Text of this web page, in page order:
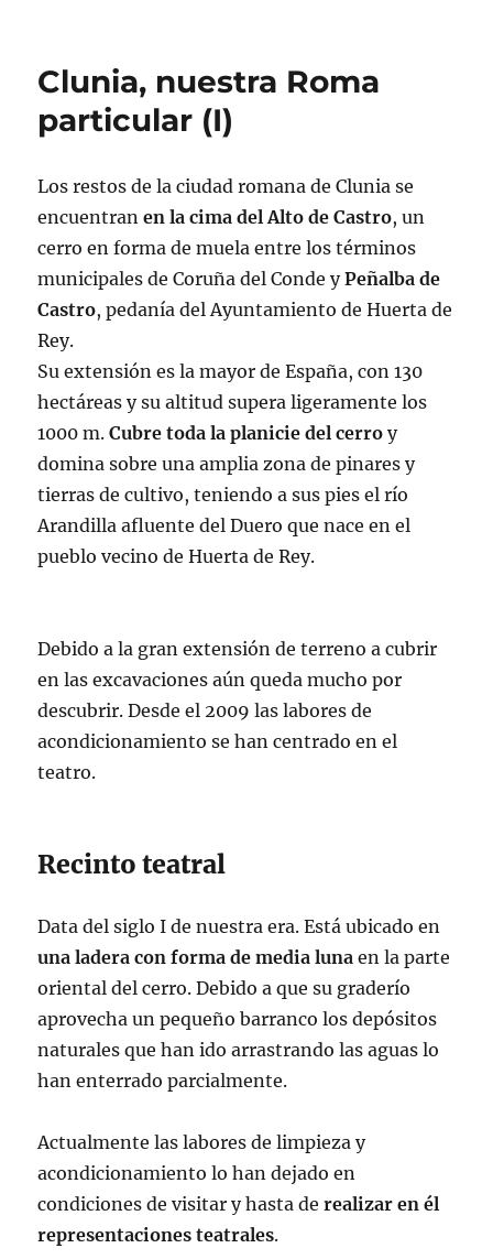
Clunia, nuestra Roma
particular (I)
Los restos de la ciudad romana de Clunia se
encuentranen la cima del Alto de Castro, un
cerro en forma de muela entre los términos
municipales de Coruña del Conde yPeñalba de
Castro, pedanía del Ayuntamiento de Huerta de
Rey.
Su extensión es la mayor de España, con 130
hectáreas y su altitud supera ligeramente los
1000 m.Cubre toda la planicie del cerro y
domina sobre una amplia zona de pinares y
tierras de cultivo, teniendo a sus pies el río
Arandilla afluente del Duero que nace en el
pueblo vecino de Huerta de Rey.
Debido a la gran extensión de terreno a cubrir
en las excavaciones aún queda mucho por
descubrir. Desde el 2009 las labores de
acondicionamiento se han centrado en el
teatro.
Recinto teatral
Data del siglo I de nuestra era. Está ubicado en
una ladera con forma de media luna en la parte
oriental del cerro. Debido a que su graderío
aprovecha un pequeño barranco los depósitos
naturales que han ido arrastrando las aguas lo
han enterrado parcialmente.
Actualmente las labores de limpieza y
acondicionamiento lo han dejado en
condiciones de visitar y hasta derealizar en él
representaciones teatrales.